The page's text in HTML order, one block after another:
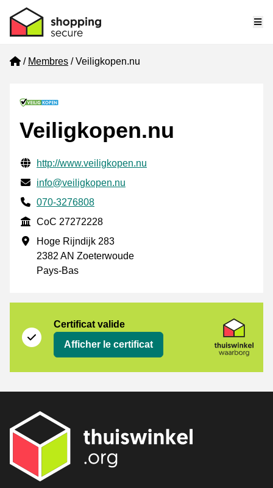
Home
Membres Veiligkopen.nu
Veiligkopen.nu
Informations de contact vérifiées
Website URL
http://www.veiligkopen.nu
E-mail
info@veiligkopen.nu
Phone number
070-3276808
CoC
CoC 27272228
Adresse professionnelle
Hoge Rijndijk 283
2382 AN Zoeterwoude
Pays-Bas
Certificat valide
Afficher le certificat